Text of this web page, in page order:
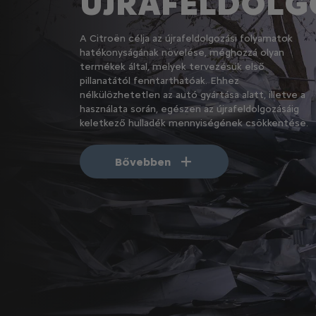
A Citroën célja az újrafeldolgozási folyamatok
hatékonyságának növelése, méghozzá olyan
termékek által, melyek tervezésük első
pillanatától fenntarthatóak. Ehhez
nélkülözhetetlen az autó gyártása alatt, illetve a
használata során, egészen az újrafeldolgozásáig
keletkező hulladék mennyiségének csökkentése.
Bővebben